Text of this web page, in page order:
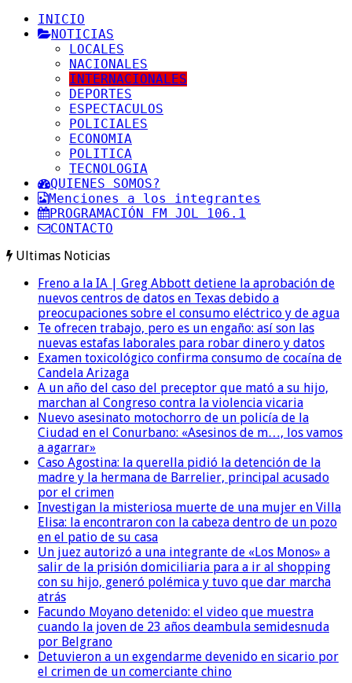
INICIO
NOTICIAS
LOCALES
NACIONALES
INTERNACIONALES
DEPORTES
ESPECTACULOS
POLICIALES
ECONOMIA
POLITICA
TECNOLOGIA
QUIENES SOMOS?
Menciones a los integrantes
PROGRAMACIÓN FM JOL 106.1
CONTACTO
Ultimas Noticias
Freno a la IA | Greg Abbott detiene la aprobación de
nuevos centros de datos en Texas debido a
preocupaciones sobre el consumo eléctrico y de agua
Te ofrecen trabajo, pero es un engaño: así son las
nuevas estafas laborales para robar dinero y datos
Examen toxicológico confirma consumo de cocaína de
Candela Arizaga
A un año del caso del preceptor que mató a su hijo,
marchan al Congreso contra la violencia vicaria
Nuevo asesinato motochorro de un policía de la
Ciudad en el Conurbano: «Asesinos de m…, los vamos
a agarrar»
Caso Agostina: la querella pidió la detención de la
madre y la hermana de Barrelier, principal acusado
por el crimen
Investigan la misteriosa muerte de una mujer en Villa
Elisa: la encontraron con la cabeza dentro de un pozo
en el patio de su casa
Un juez autorizó a una integrante de «Los Monos» a
salir de la prisión domiciliaria para a ir al shopping
con su hijo, generó polémica y tuvo que dar marcha
atrás
Facundo Moyano detenido: el video que muestra
cuando la joven de 23 años deambula semidesnuda
por Belgrano
Detuvieron a un exgendarme devenido en sicario por
el crimen de un comerciante chino